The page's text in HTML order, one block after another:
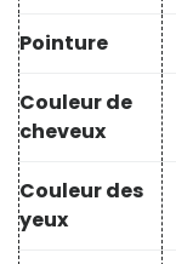
Pointure
Couleur de
cheveux
Couleur des
yeux